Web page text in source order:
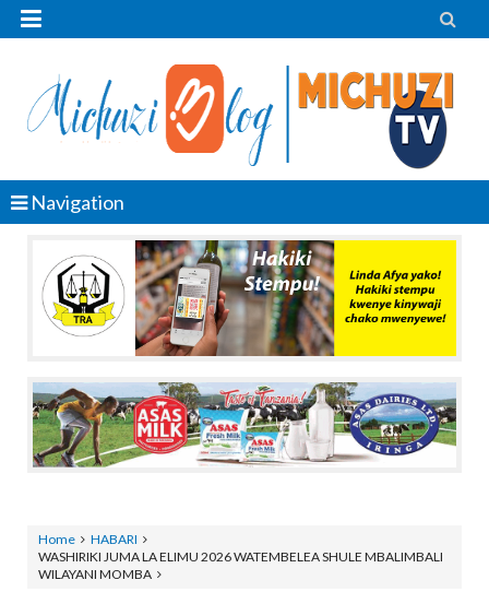
 
Navigation
Home
HABARI
WASHIRIKI JUMA LA ELIMU 2026 WATEMBELEA SHULE MBALIMBALI
WILAYANI MOMBA